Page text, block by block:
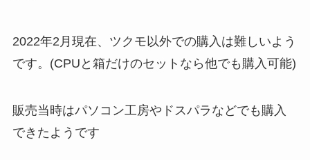
2022年2月現在、ツクモ以外での購入は難しいよう
です。(CPUと箱だけのセットなら他でも購入可能)
販売当時はパソコン工房やドスパラなどでも購入
できたようです